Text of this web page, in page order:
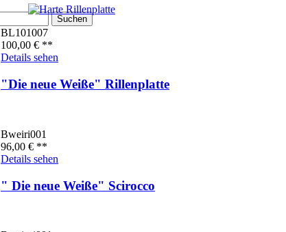
BL101007
100,00 € **
Details sehen
"Die neue Weiße" Rillenplatte
Bweiri001
96,00 € **
Details sehen
" Die neue Weiße" Scirocco